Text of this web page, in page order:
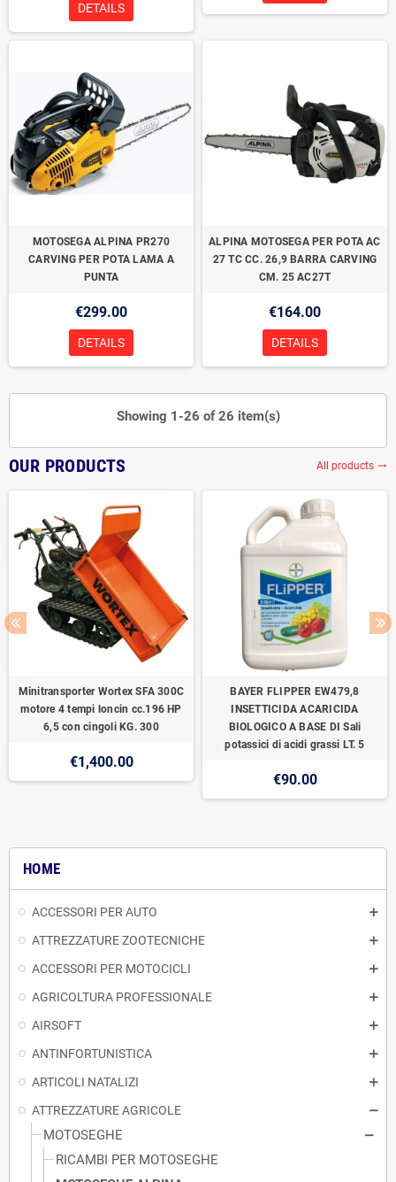
HOME
ACCESSORI PER AUTO
ATTREZZATURE ZOOTECNICHE
ACCESSORI PER MOTOCICLI
AGRICOLTURA PROFESSIONALE
AIRSOFT
ANTINFORTUNISTICA
ARTICOLI NATALIZI
ATTREZZATURE AGRICOLE
MOTOSEGHE
RICAMBI PER MOTOSEGHE
DETAILS
MOTOSEGA ALPINA PR270
CARVING PER POTA LAMA A
PUNTA
€299.00
DETAILS
ALPINA MOTOSEGA PER POTA AC
27 TC CC. 26,9 BARRA CARVING
CM. 25 AC27T
€164.00
DETAILS
Showing 1-26 of 26 item(s)
OUR PRODUCTS All products trending_flat
Minitransporter Wortex SFA 300C
motore 4 tempi loncin cc.196 HP
6,5 con cingoli KG. 300
€1,400.00
BAYER FLIPPER EW479,8
INSETTICIDA ACARICIDA
BIOLOGICO A BASE DI Sali
potassici di acidi grassi LT. 5
€90.00